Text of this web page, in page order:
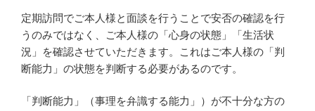
定期訪問でご本人様と面談を行うことで安否の確認を行
うのみではなく、ご本人様の「心身の状態」「生活状
況」を確認させていただきます。これはご本人様の「判
断能力」の状態を判断する必要があるのです。
「判断能力」（事理を弁識する能力」）が不十分な方の